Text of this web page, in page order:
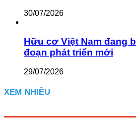
30/07/2026
Hữu cơ Việt Nam đang
đoạn phát triển mới
29/07/2026
XEM NHIỀU